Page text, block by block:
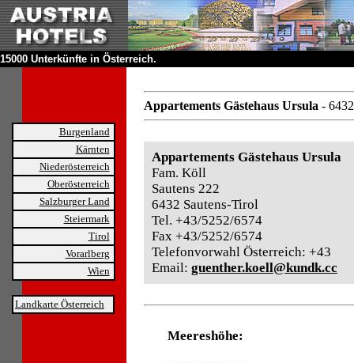
15000 Unterkünfte in Österreich.
Burgenland
Kärnten
Niederösterreich
Oberösterreich
Salzburger Land
Steiermark
Tirol
Vorarlberg
Wien
Landkarte Österreich
Appartements Gästehaus Ursula -
Appartements Gästehaus Ursula
Fam. Köll
Sautens 222
6432 Sautens-Tirol
Tel. +43/5252/6574
Fax +43/5252/6574
Telefonvorwahl Österreich: +43
Email: guenther.koell@kundk.cc
Meereshöhe: